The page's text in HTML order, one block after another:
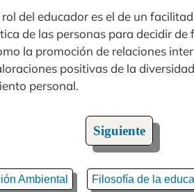
rol del educador es el de un
de las personas para decidir
la promoción de relaciones
positivas de la
personal.
Siguiente
Ambiental Filosofía de la